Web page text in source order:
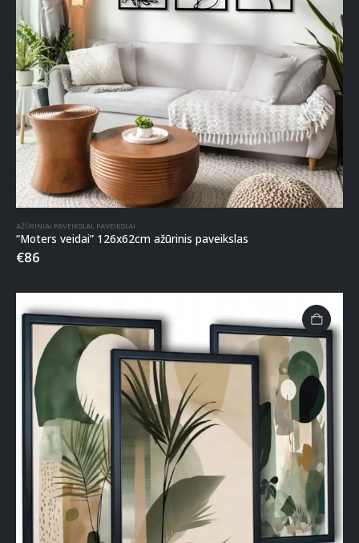
AŽŪRINIAI PAVEIKSLAI, PAVEIKSLAI
“Moters veidai” 126x62cm ažūrinis paveikslas
€86